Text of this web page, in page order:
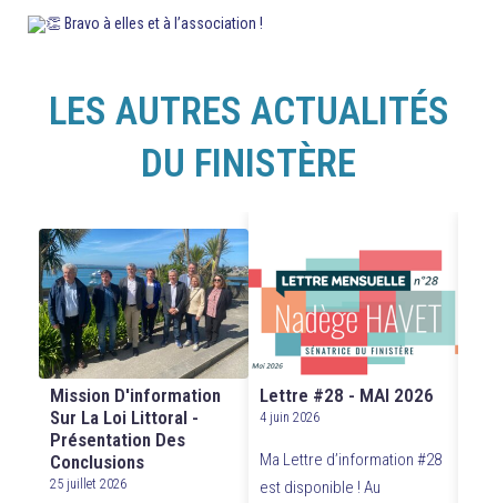
Bravo à elles et à l’association !
LES AUTRES ACTUALITÉS
DU FINISTÈRE
Mission D'information
Sur La Loi Littoral -
Présentation Des
Conclusions
25 juillet 2026
Lettre #28 - MAI 2026
4 juin 2026
Ma Lettre d’information #28
est disponible ! Au